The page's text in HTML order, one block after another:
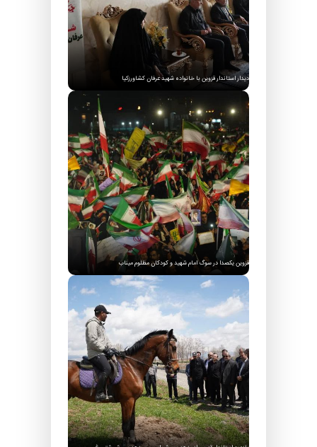
دیدار استاندار قزوین با خانواده شهید عرفان کشاورزکیا
قزوین یکصدا در سوگ امام شهید و کودکان مظلوم میناب